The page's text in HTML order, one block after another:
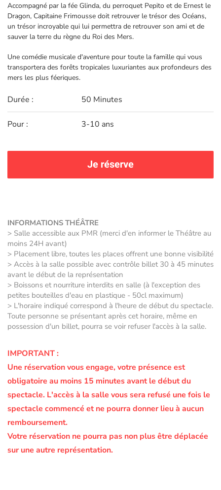
Accompagné par la fée Glinda, du perroquet Pepito et de Ernest le
Dragon, Capitaine Frimousse doit retrouver le trésor des Océans,
un trésor incroyable qui lui permettra de retrouver son ami et de
sauver la terre du règne du Roi des Mers.
Une comédie musicale d'aventure pour toute la famille qui vous
transportera des forêts tropicales luxuriantes aux profondeurs des
mers les plus féeriques.
Durée : 50 Minutes
Pour : 3-10 ans
Je réserve
INFORMATIONS THÉÂTRE
> Salle accessible aux PMR (merci d'en informer le Théâtre au
moins 24H avant)
> Placement libre, toutes les places offrent une bonne visibilité
> Accès à la salle possible avec contrôle billet 30 à 45 minutes
avant le début de la représentation
> Boissons et nourriture interdits en salle (à l'exception des
petites bouteilles d'eau en plastique - 50cl maximum)
> L'horaire indiqué correspond à l'heure de début du spectacle.
Toute personne se présentant après cet horaire, même en
possession d'un billet, pourra se voir refuser l'accès à la salle.
IMPORTANT :
Une réservation vous engage, votre présence est
obligatoire au moins 15 minutes avant le début du
spectacle. L'accès à la salle vous sera refusé une fois le
spectacle commencé et ne pourra donner lieu à aucun
remboursement.
Votre réservation ne pourra pas non plus être déplacée
sur une autre représentation.